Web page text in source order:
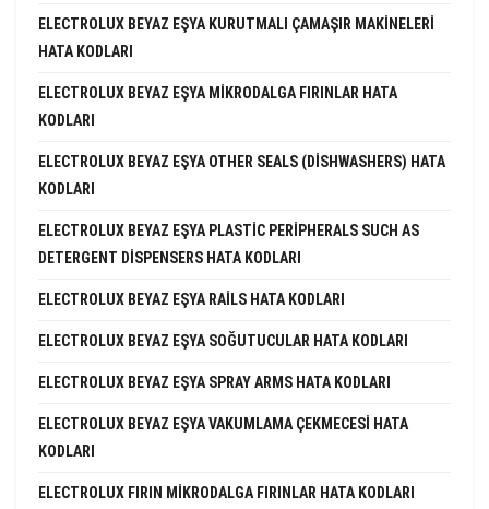
ELECTROLUX BEYAZ EŞYA KURUTMALI ÇAMAŞIR MAKINELERI
HATA KODLARI
ELECTROLUX BEYAZ EŞYA MIKRODALGA FIRINLAR HATA
KODLARI
ELECTROLUX BEYAZ EŞYA OTHER SEALS (DISHWASHERS) HATA
KODLARI
ELECTROLUX BEYAZ EŞYA PLASTIC PERIPHERALS SUCH AS
DETERGENT DISPENSERS HATA KODLARI
ELECTROLUX BEYAZ EŞYA RAILS HATA KODLARI
ELECTROLUX BEYAZ EŞYA SOĞUTUCULAR HATA KODLARI
ELECTROLUX BEYAZ EŞYA SPRAY ARMS HATA KODLARI
ELECTROLUX BEYAZ EŞYA VAKUMLAMA ÇEKMECESI HATA
KODLARI
ELECTROLUX FIRIN MIKRODALGA FIRINLAR HATA KODLARI